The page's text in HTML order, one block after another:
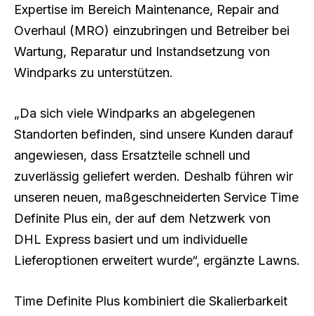
Expertise im Bereich Maintenance, Repair and
Overhaul (MRO) einzubringen und Betreiber bei
Wartung, Reparatur und Instandsetzung von
Windparks zu unterstützen.
„Da sich viele Windparks an abgelegenen
Standorten befinden, sind unsere Kunden darauf
angewiesen, dass Ersatzteile schnell und
zuverlässig geliefert werden. Deshalb führen wir
unseren neuen, maßgeschneiderten Service Time
Definite Plus ein, der auf dem Netzwerk von
DHL Express basiert und um individuelle
Lieferoptionen erweitert wurde“, ergänzte Lawns.
Time Definite Plus kombiniert die Skalierbarkeit